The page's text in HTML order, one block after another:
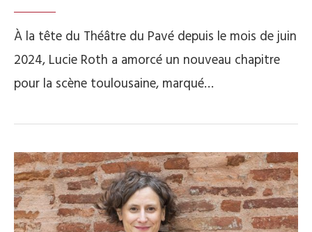
À la tête du Théâtre du Pavé depuis le mois de juin
2024, Lucie Roth a amorcé un nouveau chapitre
pour la scène toulousaine, marqué…